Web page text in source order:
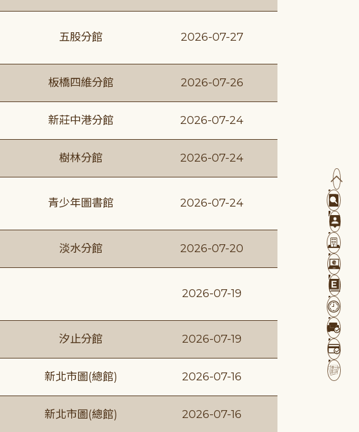
五股分館 2026-07-27
板橋四維分館 2026-07-26
新莊中港分館 2026-07-24
樹林分館 2026-07-24
青少年圖書館 2026-07-24
淡水分館 2026-07-20
2026-07-19
汐止分館 2026-07-19
新北市圖(總館) 2026-07-16
新北市圖(總館) 2026-07-16